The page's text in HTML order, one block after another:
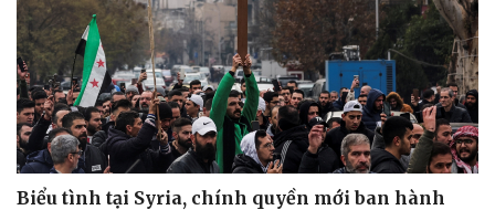
Biểu tình tại Syria, chính quyền mới ban hành